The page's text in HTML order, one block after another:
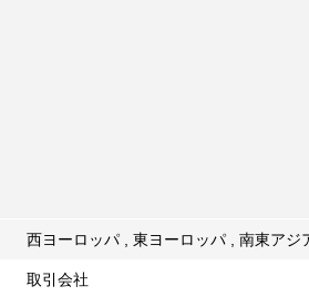
西ヨーロッパ , 東ヨーロッパ , 南東アジ
取引会社